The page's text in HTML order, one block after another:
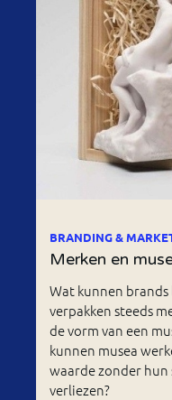
BRANDING &
Merken en
Wat kunnen brands
verpakken steeds
de vorm van een
kunnen musea
waarde zonder
verliezen?